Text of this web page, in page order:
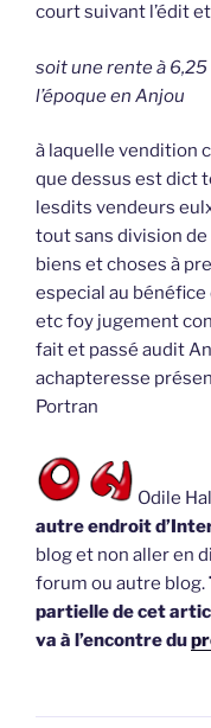
court suivant l’édit
soit une rente à
l’époque en Anjou
à laquelle vendition
que dessus est dict
lesdits vendeurs
tout sans division
biens et choses à
especial au
etc foy jugement
fait et passé audit
achapteresse
Portran
Odile
autre endroit
blog et non aller en
forum ou autre blog.
partielle de cet
va à l’encontre du